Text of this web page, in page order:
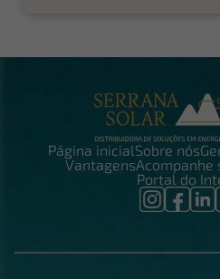
Página inicialSobre nós
VantagensAcompanhe
Portal do